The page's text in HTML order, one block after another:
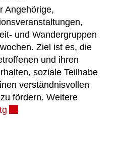
Angehörige,
und Wandergruppen
Ziel ist es, die
und ihren
soziale Teilhabe
verständnisvollen
fördern. Weitere